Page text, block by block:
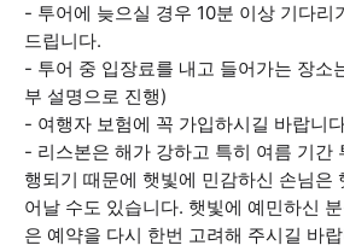
- 투어에 늦으실 경우 10분 이상 기다리
드립니다.
- 투어 중 입장료를 내고 들어가는 장소
부 설명으로 진행)
- 여행자 보험에 꼭 가입하시길 바랍니
- 리스본은 해가 강하고 특히 여름 기간
행되기 때문에 햇빛에 민감하신 손님은
어날 수도 있습니다. 햇빛에 예민하신
은 예약을 다시 한번 고려해 주시길 바